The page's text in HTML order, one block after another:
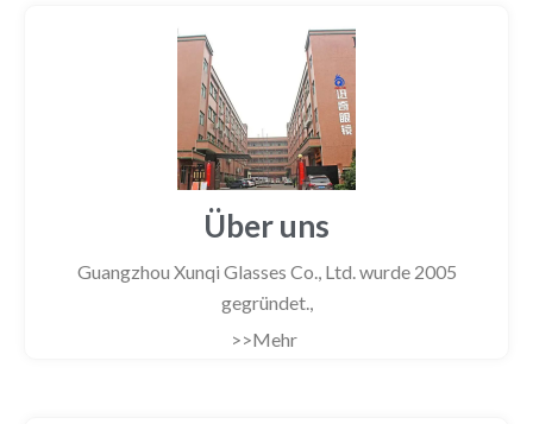
Über uns
Guangzhou Xunqi Glasses Co., Ltd. wurde 2005
gegründet.,
>>Mehr